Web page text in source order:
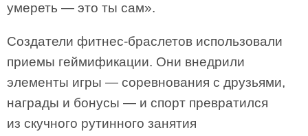
умереть — это ты сам».
Создатели фитнес-браслетов использовали
приемы геймификации. Они внедрили
элементы игры — соревнования с друзьями,
награды и бонусы — и спорт превратился
из скучного рутинного занятия